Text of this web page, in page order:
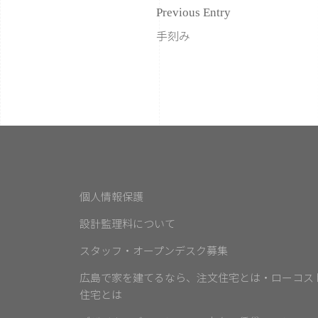
Previous Entry
手刻み
個人情報保護
設計監理料について
スタッフ・オープンデスク募集
広島で家を建てるなら、注文住宅とは・ローコス
住宅とは